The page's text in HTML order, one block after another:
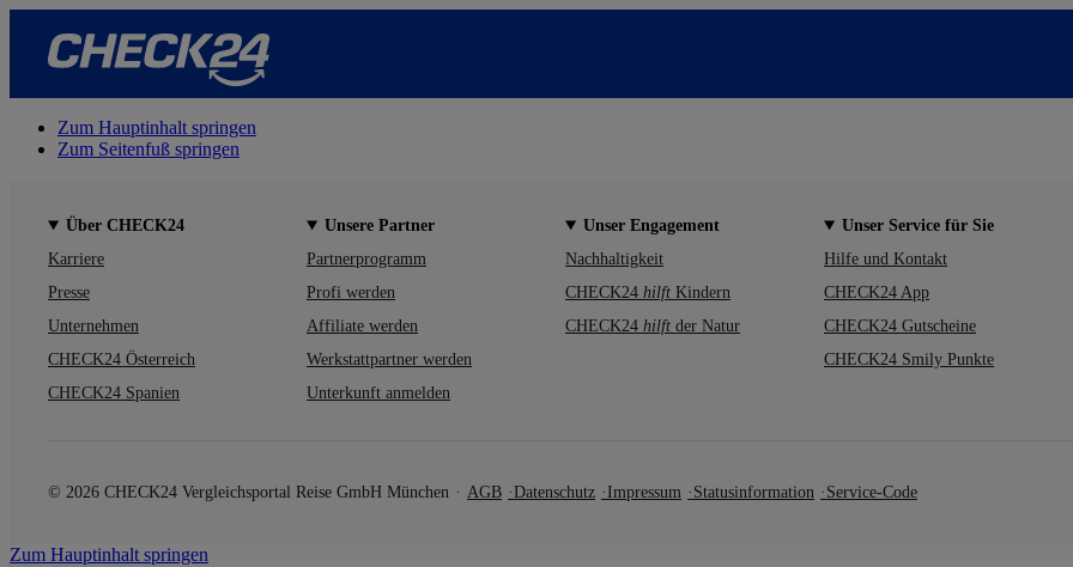
Zum Hauptinhalt springen
Zum Seitenfuß springen
Über CHECK24
Karriere
Presse
Unternehmen
CHECK24 Österreich
CHECK24 Spanien
Unsere Partner
Partnerprogramm
Profi werden
Affiliate werden
Werkstattpartner werden
Unterkunft anmelden
Unser Engagement
Nachhaltigkeit
CHECK24 hilft Kindern
CHECK24 hilft der Natur
Unser Service für Sie
Hilfe und Kontakt
CHECK24 App
CHECK24 Gutscheine
CHECK24 Smily Punkte
© 2026 CHECK24 Vergleichsportal Reise GmbH München AGB Datenschutz Impressum Statusinformation Service-Code
Zum Hauptinhalt springen